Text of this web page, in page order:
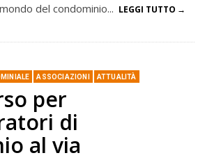
del condominio... LEGGI TUTTO
ASSOCIAZIONI ATTUALITÀ
per
di
al via